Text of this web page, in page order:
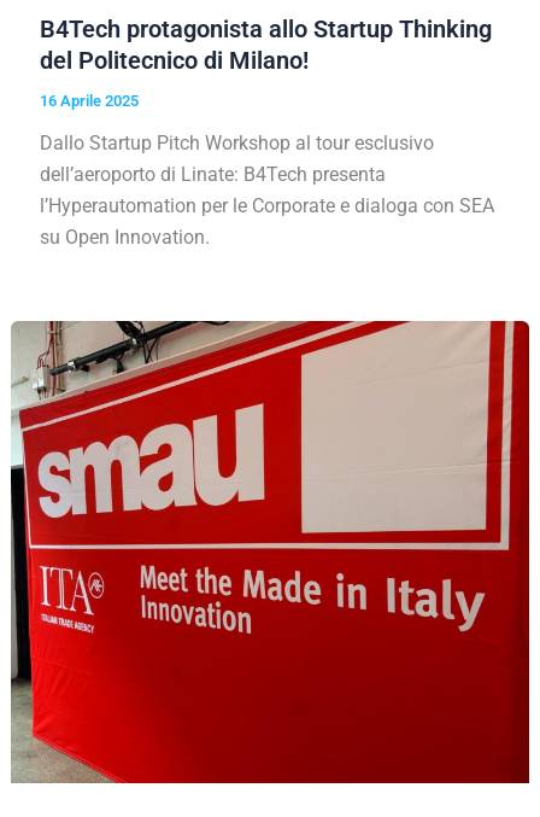
B4Tech protagonista allo Startup Thinking
del Politecnico di Milano!
16 Aprile 2025
Dallo Startup Pitch Workshop al tour esclusivo
dell’aeroporto di Linate: B4Tech presenta
l’Hyperautomation per le Corporate e dialoga con SEA
su Open Innovation.